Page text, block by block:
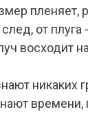
пленяет,
от плуга
восходит
никаких
времени,